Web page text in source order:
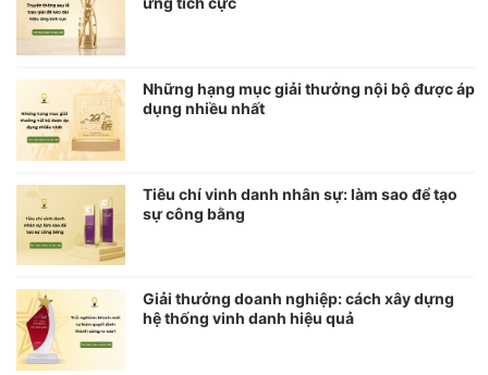
Những hạng mục giải thưởng nội bộ được áp
dụng nhiều nhất
Tiêu chí vinh danh nhân sự: làm sao để tạo
sự công bằng
Giải thưởng doanh nghiệp: cách xây dựng
hệ thống vinh danh hiệu quả